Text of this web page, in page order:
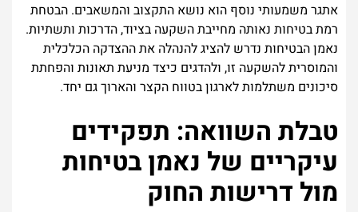
אתגר משמעותי נוסף הוא נושא התקצוב והמשאבים. הבטחת
רמת בטיחות נאותה מחייבת השקעה בציוד, הדרכות ותשתיות.
נאמן הבטיחות נדרש להציג להנהלה את ההצדקה הכלכלית
והמוסרית להשקעה זו, ולהדגים כיצד מניעת תאונות והפחתת
סיכונים משתלמות לארגון בטווח הקצר והארוך גם יחד.
טבלת השוואה: תפקידים
עיקריים של נאמן בטיחות
מול דרישות החוק